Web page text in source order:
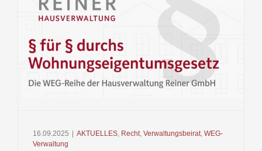
16.09.2025 AKTUELLES, Recht, Verwaltungsbeirat, WEG-
Verwaltung